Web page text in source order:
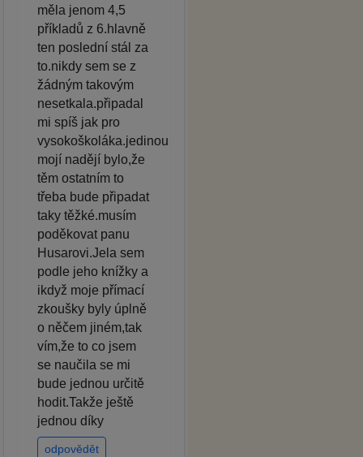
měla jenom 4,5
příkladů z 6.hlavně
ten poslední stál za
to.nikdy sem se z
žádným takovým
nesetkala.připadal
mi spíš jak pro
vysokoškoláka.jedinou
mojí nadějí bylo,že
těm ostatním to
třeba bude připadat
taky těžké.musím
poděkovat panu
Husarovi.Jela sem
podle jeho knížky a
ikdyž moje přímací
zkoušky byly úplně
o něčem jiném,tak
vím,že to co jsem
se naučila se mi
bude jednou určitě
hodit.Takže ještě
jednou díky
odpovědět